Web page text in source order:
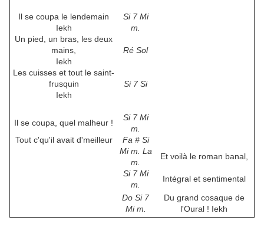
Il se coupa le lendemain
Iekh
Si 7 Mi
m.
Un pied, un bras, les deux
mains,
Iekh
Ré Sol
Les cuisses et tout le saint-
frusquin
Iekh
Si 7 Si
Il se coupa, quel malheur !
Si 7 Mi
m.
Tout c'qu'il avait d'meilleur
Fa # Si
Mi m. La
m.
Et voilà le roman banal,
Si 7 Mi
m.
Intégral et sentimental
Do Si 7
Mi m.
Du grand cosaque de
l'Oural ! Iekh